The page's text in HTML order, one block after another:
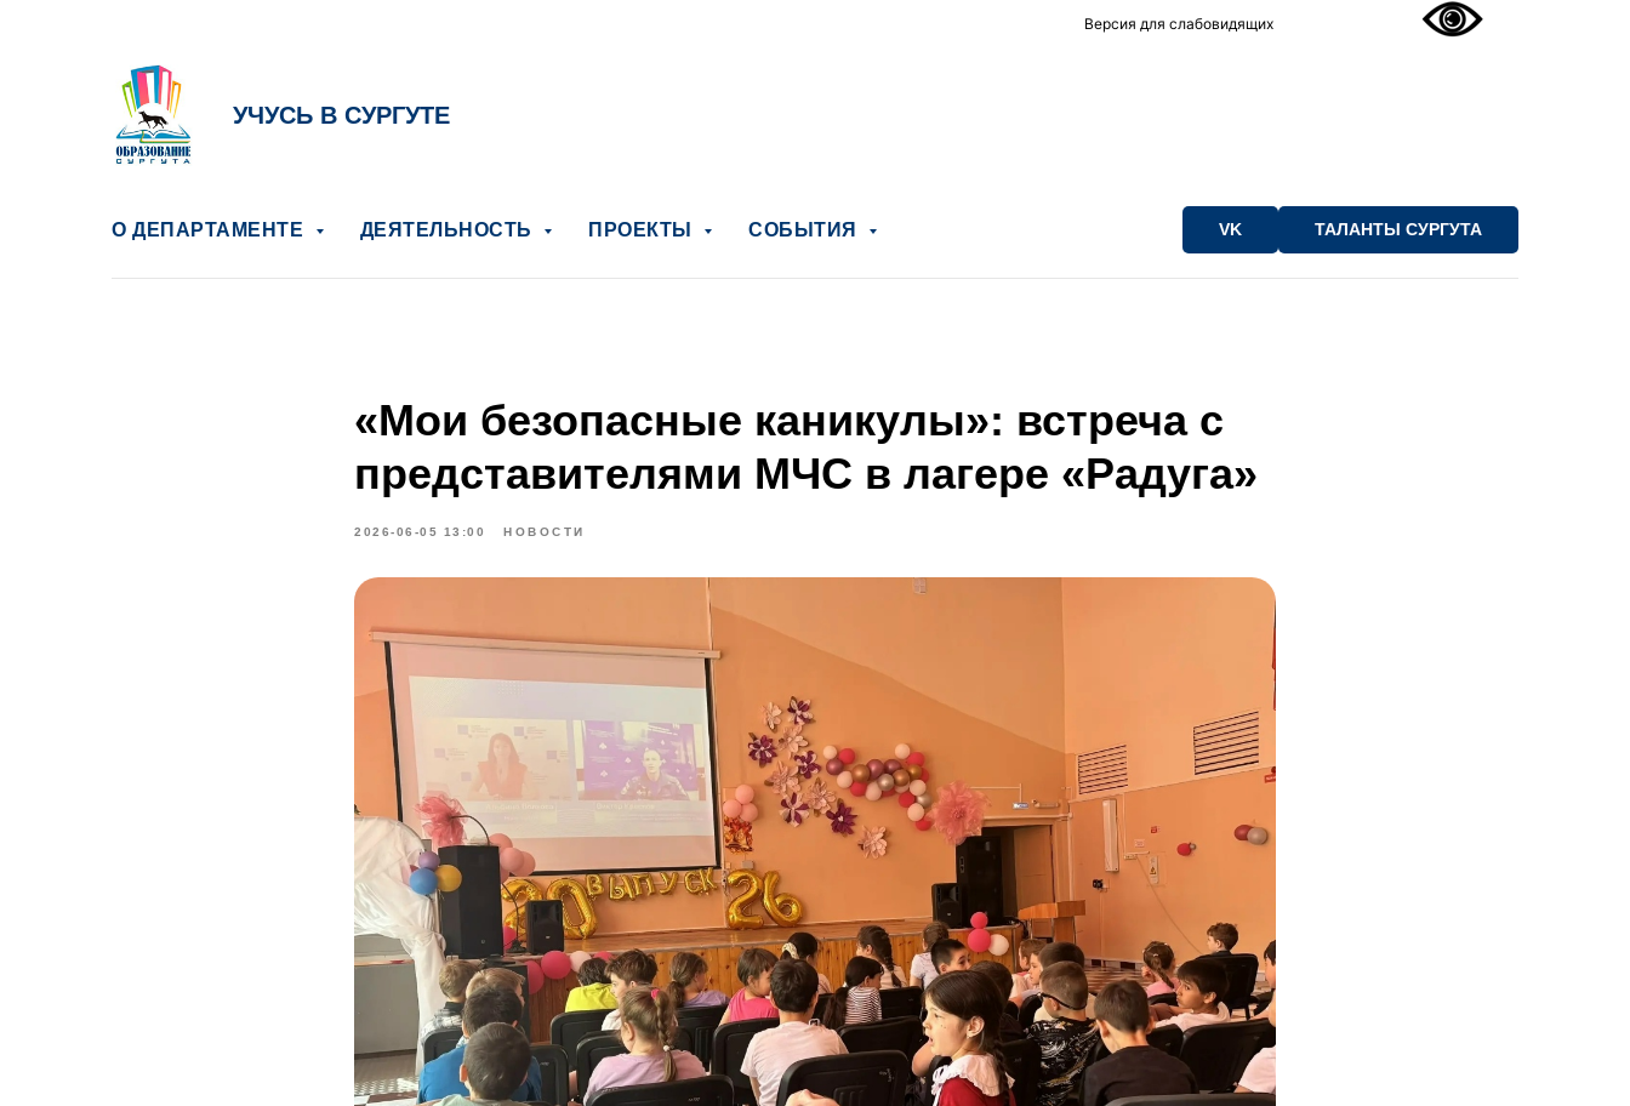
Версия для слабовидящих
УЧУСЬ В СУРГУТЕ
О ДЕПАРТАМЕНТЕ ДЕЯТЕЛЬНОСТЬ ПРОЕКТЫ СОБЫТИЯ VK ТАЛАНТЫ СУРГУТА
«Мои безопасные каникулы»: встреча с
представителями МЧС в лагере «Радуга»
2026-06-05 13:00 НОВОСТИ